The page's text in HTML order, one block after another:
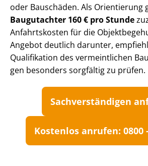
oder Bauschäden. Als Orientierung
Baugutachter 160 € pro Stunde
Anfahrtskosten für die
Angebot deutlich darunter,
Qualifikation des vermeintlichen
gen besonders sorgfältig zu prüfen.
Sach­ver­stän­di­gen
Kostenlos anrufen: 0800